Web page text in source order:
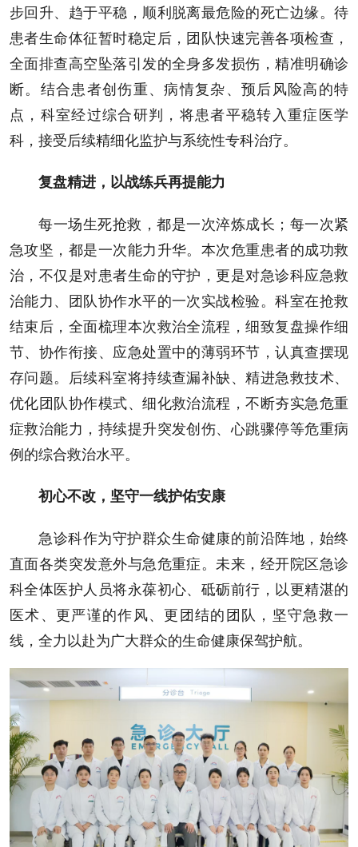
步回升、趋于平稳，顺利脱离最危险的死亡边缘。待
患者生命体征暂时稳定后，团队快速完善各项检查，
全面排查高空坠落引发的全身多发损伤，精准明确诊
断。结合患者创伤重、病情复杂、预后风险高的特
点，科室经过综合研判，将患者平稳转入重症医学
科，接受后续精细化监护与系统性专科治疗。
复盘精进，以战练兵再提能力
每一场生死抢救，都是一次淬炼成长；每一次紧
急攻坚，都是一次能力升华。本次危重患者的成功救
治，不仅是对患者生命的守护，更是对急诊科应急救
治能力、团队协作水平的一次实战检验。科室在抢救
结束后，全面梳理本次救治全流程，细致复盘操作细
节、协作衔接、应急处置中的薄弱环节，认真查摆现
存问题。后续科室将持续查漏补缺、精进急救技术、
优化团队协作模式、细化救治流程，不断夯实急危重
症救治能力，持续提升突发创伤、心跳骤停等危重病
例的综合救治水平。
初心不改，坚守一线护佑安康
急诊科作为守护群众生命健康的前沿阵地，始终
直面各类突发意外与急危重症。未来，经开院区急诊
科全体医护人员将永葆初心、砥砺前行，以更精湛的
医术、更严谨的作风、更团结的团队，坚守急救一
线，全力以赴为广大群众的生命健康保驾护航。